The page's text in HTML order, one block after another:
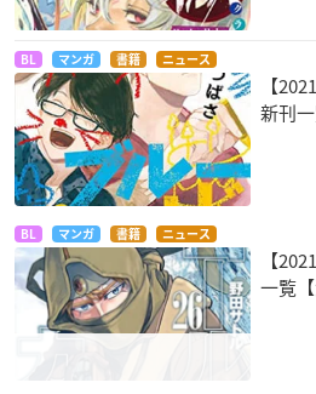
BL マンガ 書籍 ニュース
【
新刊
BL マンガ 書籍 ニュース
【
一覧